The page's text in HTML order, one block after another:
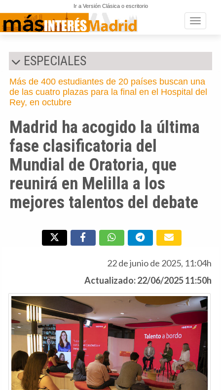
Ir a Versión Clásica o escritorio
Toggle
ESPECIALES
Más de 400 estudiantes de 20 países buscan una
de las cuatro plazas para la final en el Hospital del
Rey, en octubre
Madrid ha acogido la última
fase clasificatoria del
Mundial de Oratoria, que
reunirá en Melilla a los
mejores talentos del debate
22 de junio de 2025, 11:04h
Actualizado: 22/06/2025 11:50h